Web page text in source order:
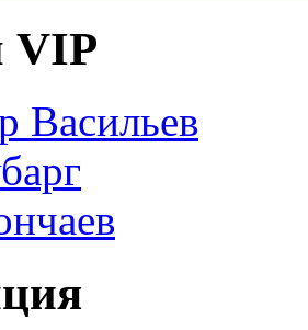
VIP
Васильев